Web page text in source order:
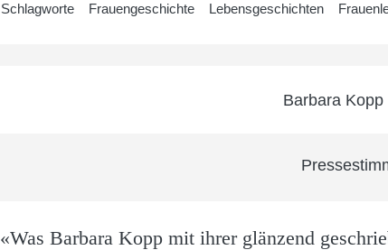
Schlagworte Frauengeschichte Lebensgeschichten
Barbara Kopp
«Was Barbara Kopp mit ihrer glänzend